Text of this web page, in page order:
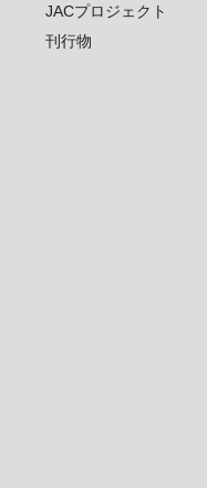
JACプロジェクト
刊行物